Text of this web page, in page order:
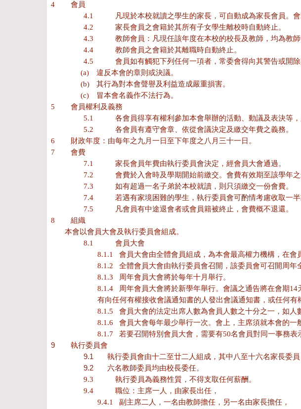
4 會員
4.1
凡現於本校就讀之學生的家長，可自動成為家長會員。
4.2
家長會員之會籍於其所有子女學生離校時自動終止。
4.3
教師會員：凡現任該年度在本校的校長及教師，均為教
4.4
教師會員之會籍於其離職時自動終止。
4.5
會員如有觸犯下列任何一項者，常委會得向其警告或開除
(a)
違反本會的章則或決議。
(b)
其行為對本會聲譽及利益造成嚴重損害。
(c)
冒本會名義作不法行為。
5 會員權利及義務
5.1
各會員得享有權利參加本會舉辦的活動、動議及表決等
5.2
各會員有遵守會章、依從會議決定及繳交年費之義務。
6 財政年度：由每年之九月一日至下年度之八月三十一日。
7 會費
7.1
家長會員年費由執行委員會決定，經會員大會通過。
7.2
會費於入會時及學期開始前繳交。會費有效期至該學年
7.3
如有超過一名子弟於本校就讀，則只須繳交一份會費。
7.4
若遇有家境困難的學生，執行委員會可酌情考慮收取一半
7.5
凡會員有中途退會者或會員籍被終止，會費概不退還。
8 組織
本會以會員大會及執行委員會組成。
8.1
會員大會
8.1.1 會員大會由全體會員組成，為本會最高權力機構，在會
8.1.2 全體會員大會由執行委員會召開，該委員會可召開周年
8.1.3 周年會員大會將於每年十月舉行。
8.1.4 周年會員大會將於新學年舉行。會議之通告將在會期
有向任何有權接收會議通知書的人發出會議通知書，或任何
8.1.5 會員大會的法定出席人數為會員人數之十分之一，如人
8.1.6 會員大會每年最少舉行一次。會上，主席須就本會的一
8.1.7 若要召開特別會員大會，需要有50名會員對同一事務表
9 執行委員會
9.1執行委員會由十二至廿二人組成，其中八至十六名家長委
9.2 六名教師委員均由校長委任。
9.3
執行委員為義務性質，不得支取任何薪酬。
9.4
職位：主席一人，由家長出任，
9.4.1 副主席二人，一名由教師擔任，另一名由家長擔任，